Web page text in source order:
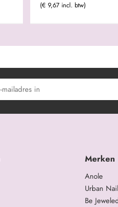
(€ 9,67 incl. btw)
Merken
Anole
Urban
Be